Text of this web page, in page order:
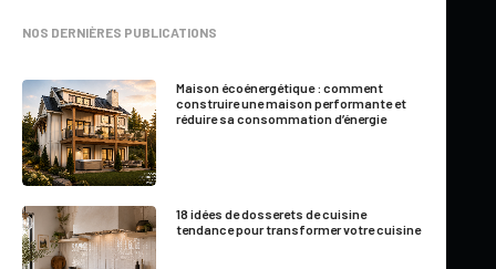
NOS DERNIÈRES PUBLICATIONS
Maison écoénergétique : comment
construire une maison performante et
réduire sa consommation d’énergie
18 idées de dosserets de cuisine
tendance pour transformer votre cuisine
9 Minutes | Mis à jour le 24 juin 2026
Une maison familiale
spacieuse avec jusqu’à 6
chambres